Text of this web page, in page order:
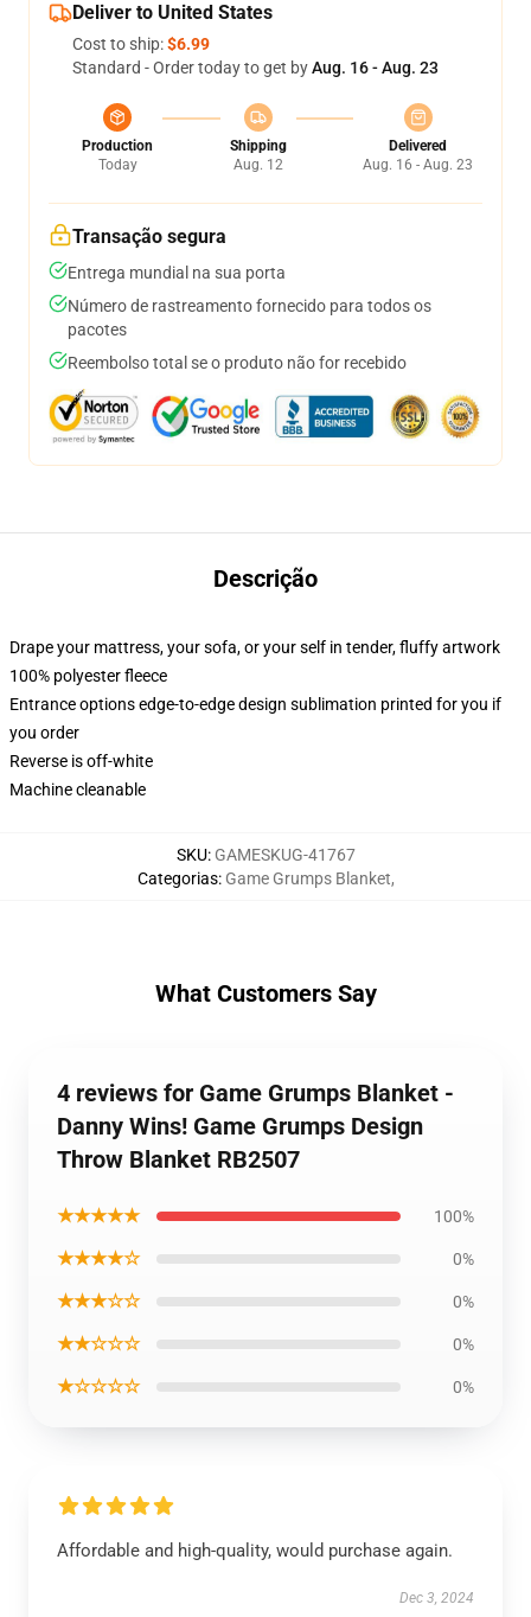
Deliver to United States
Cost to ship:$6.99
Standard - Order today to get byAug. 16 - Aug. 23
Production
Today
Shipping
Aug. 12
Delivered
Aug. 16 - Aug. 23
Transação segura
Entrega mundial na sua porta
Número de rastreamento fornecido para todos os
pacotes
Reembolso total se o produto não for recebido
Descrição
Drape your mattress, your sofa, or your self in tender, fluffy artwork
100% polyester fleece
Entrance options edge-to-edge design sublimation printed for you if
you order
Reverse is off-white
Machine cleanable
SKU: GAMESKUG-41767
Categorias: Game Grumps Blanket,
What Customers Say
4 reviews for Game Grumps Blanket -
Danny Wins! Game Grumps Design
Throw Blanket RB2507
★★★★★ 100%
★★★★☆ 0%
★★★☆☆ 0%
★★☆☆☆ 0%
★☆☆☆☆ 0%
Affordable and high-quality, would purchase again.
Dec 3, 2024